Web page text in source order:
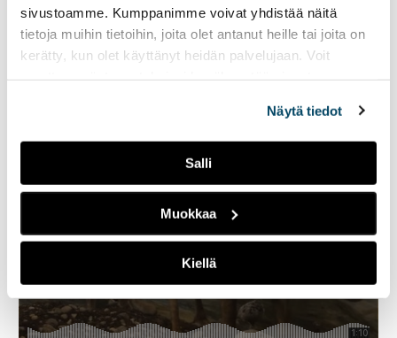
sivustoamme. Kumppanimme voivat yhdistää näitä
tietoja muihin tietoihin, joita olet antanut heille tai joita on
kerätty, kun olet käyttänyt heidän palvelujaan. Voit
Näytä tiedot
Salli
Muokkaa
Kiellä